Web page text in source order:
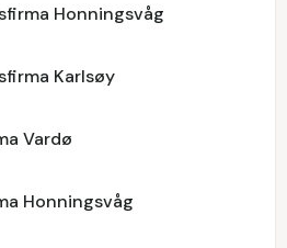
Honningsvåg
Karlsøy
Vardø
Honningsvåg